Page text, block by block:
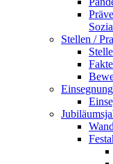
Stellen /